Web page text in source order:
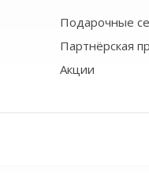
Подарочные
Партнёрская
Акции